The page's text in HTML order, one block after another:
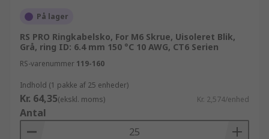
På lager
RS PRO Ringkabelsko, For M6 Skrue, Uisoleret Blik,
Grå, ring ID: 6.4 mm 150 °C 10 AWG, CT6 Serien
RS-varenummer 119-160
Indhold (1 pakke af 25 enheder)
Kr. 64,35(ekskl. moms) Kr. 2,574/enhed
Antal